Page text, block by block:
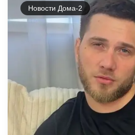
Новости Дома-2